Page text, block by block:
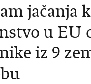
jačanja
u EU
iz 9